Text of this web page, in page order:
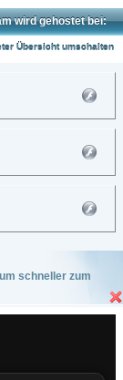
wird gehostet bei:
Übersicht umschalten
schneller zum